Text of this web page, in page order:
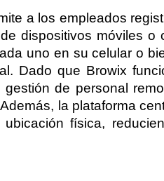
a los empleados
dispositivos móviles o
uno en su celular o
Dado que Browix
de personal
la plataforma
física,